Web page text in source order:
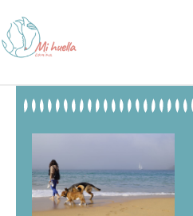
al
contenido